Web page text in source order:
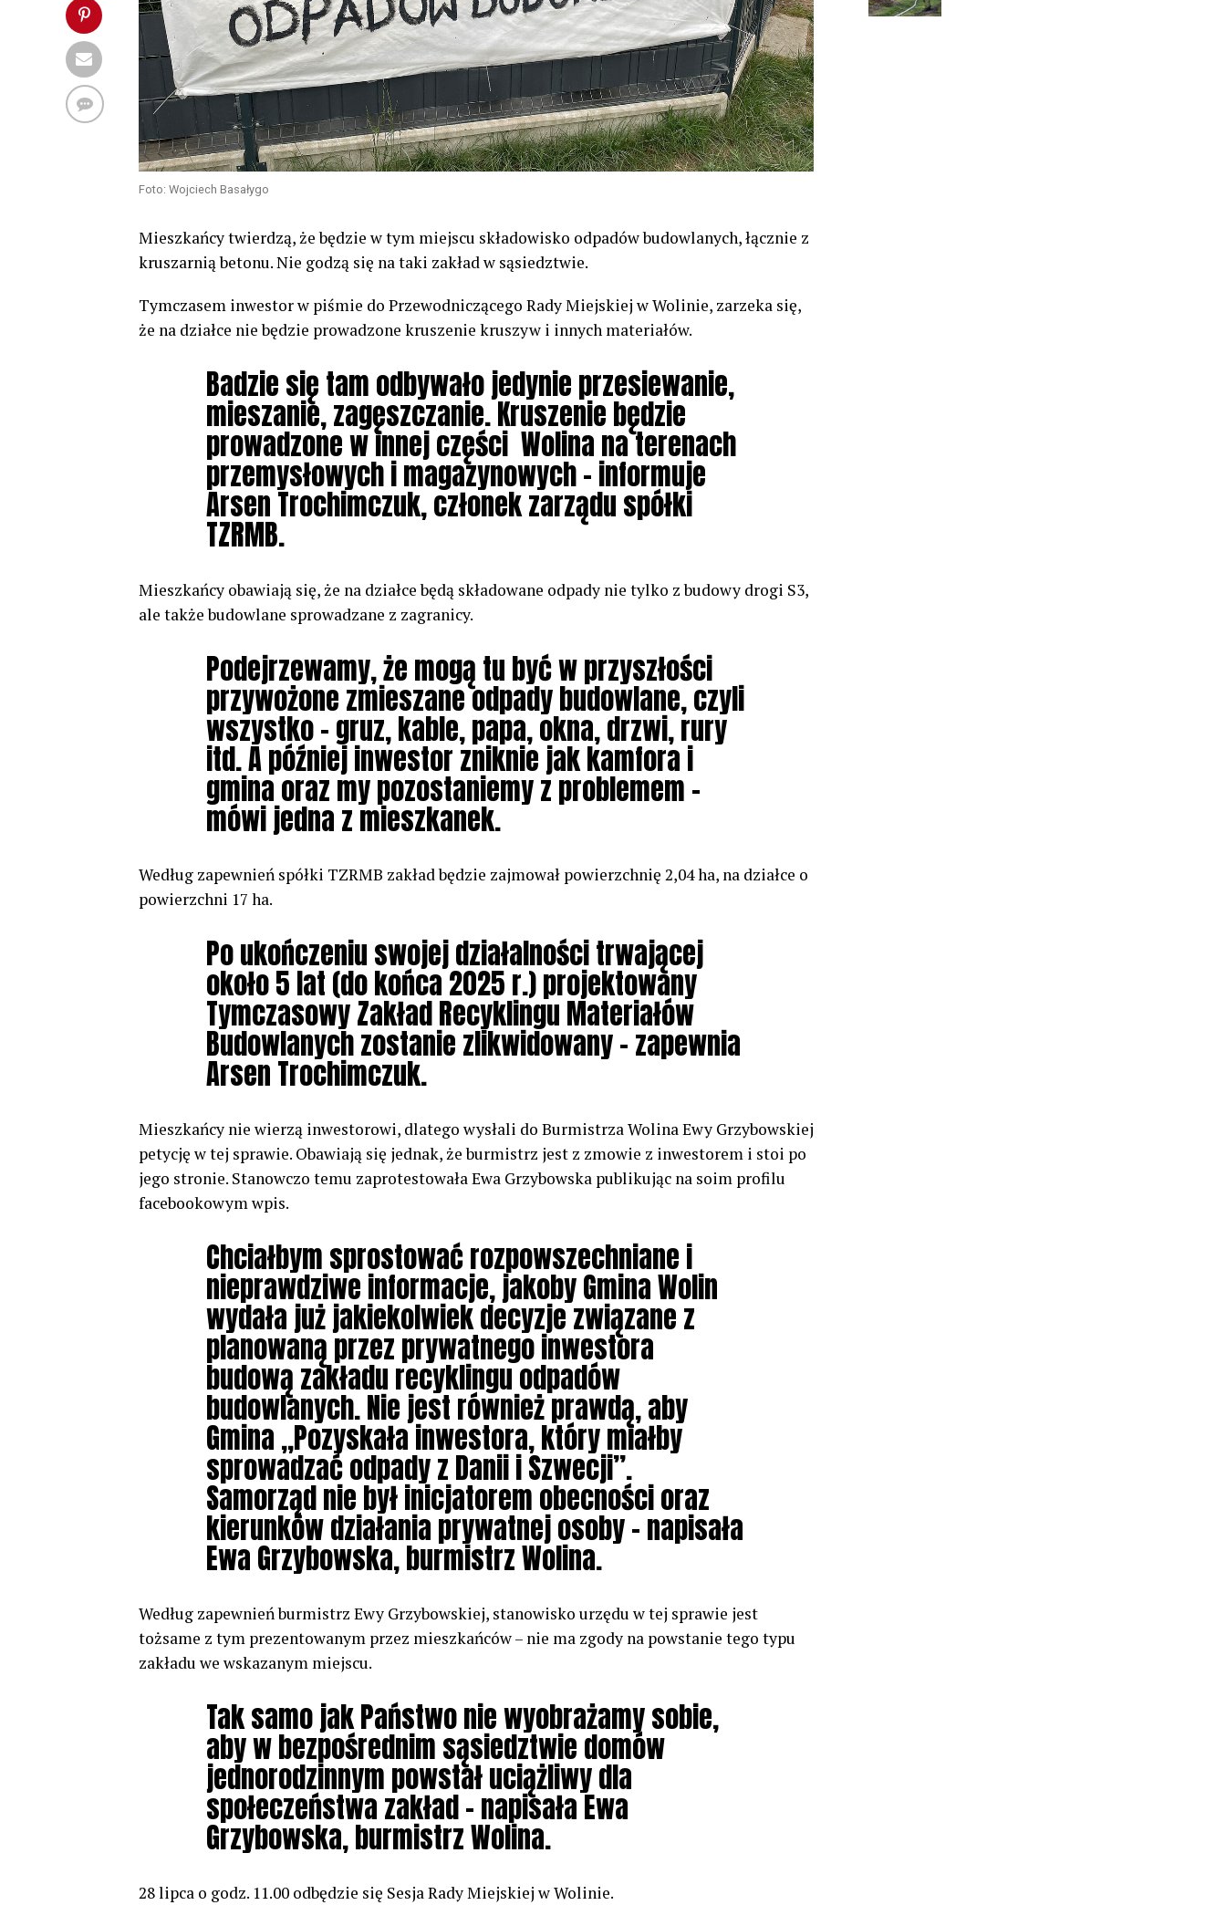
Foto: Wojciech Basałygo
Mieszkańcy twierdzą, że będzie w tym miejscu składowisko odpadów budowlanych, łącznie z
kruszarnią betonu. Nie godzą się na taki zakład w sąsiedztwie.
Tymczasem inwestor w piśmie do Przewodniczącego Rady Miejskiej w Wolinie, zarzeka się,
że na działce nie będzie prowadzone kruszenie kruszyw i innych materiałów.
Badzie się tam odbywało jedynie przesiewanie,
mieszanie, zagęszczanie. Kruszenie będzie
prowadzone w innej części Wolina na terenach
przemysłowych i magazynowych – informuje
Arsen Trochimczuk, członek zarządu spółki
TZRMB.
Mieszkańcy obawiają się, że na działce będą składowane odpady nie tylko z budowy drogi S3,
ale także budowlane sprowadzane z zagranicy.
Podejrzewamy, że mogą tu być w przyszłości
przywożone zmieszane odpady budowlane, czyli
wszystko – gruz, kable, papa, okna, drzwi, rury
itd. A później inwestor zniknie jak kamfora i
gmina oraz my pozostaniemy z problemem –
mówi jedna z mieszkanek.
Według zapewnień spółki TZRMB zakład będzie zajmował powierzchnię 2,04 ha, na działce o
powierzchni 17 ha.
Po ukończeniu swojej działalności trwającej
około 5 lat (do końca 2025 r.) projektowany
Tymczasowy Zakład Recyklingu Materiałów
Budowlanych zostanie zlikwidowany – zapewnia
Arsen Trochimczuk.
Mieszkańcy nie wierzą inwestorowi, dlatego wysłali do Burmistrza Wolina Ewy Grzybowskiej
petycję w tej sprawie. Obawiają się jednak, że burmistrz jest z zmowie z inwestorem i stoi po
jego stronie. Stanowczo temu zaprotestowała Ewa Grzybowska publikując na soim profilu
facebookowym wpis.
Chciałbym sprostować rozpowszechniane i
nieprawdziwe informacje, jakoby Gmina Wolin
wydała już jakiekolwiek decyzje związane z
planowaną przez prywatnego inwestora
budową zakładu recyklingu odpadów
budowlanych. Nie jest również prawdą, aby
Gmina „Pozyskała inwestora, który miałby
sprowadzać odpady z Danii i Szwecji”.
Samorząd nie był inicjatorem obecności oraz
kierunków działania prywatnej osoby – napisała
Ewa Grzybowska, burmistrz Wolina.
Według zapewnień burmistrz Ewy Grzybowskiej, stanowisko urzędu w tej sprawie jest
tożsame z tym prezentowanym przez mieszkańców – nie ma zgody na powstanie tego typu
zakładu we wskazanym miejscu.
Tak samo jak Państwo nie wyobrażamy sobie,
aby w bezpośrednim sąsiedztwie domów
jednorodzinnym powstał uciążliwy dla
społeczeństwa zakład – napisała Ewa
Grzybowska, burmistrz Wolina.
28 lipca o godz. 11.00 odbędzie się Sesja Rady Miejskiej w Wolinie.